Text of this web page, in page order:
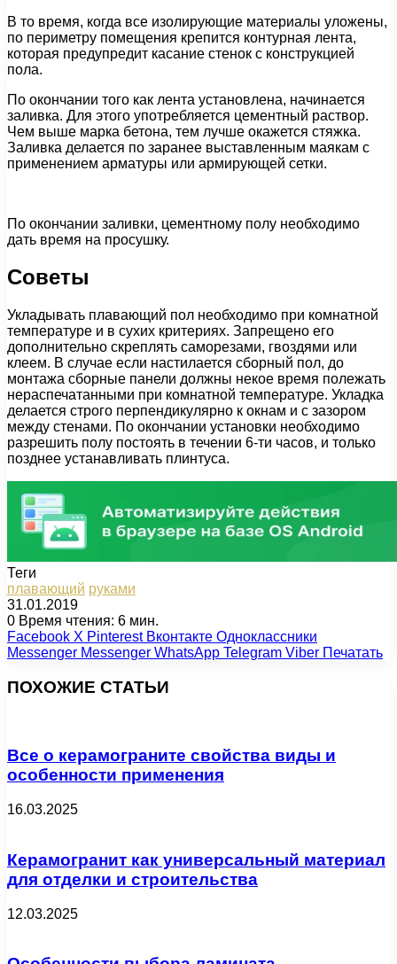
В то время, когда все изолирующие материалы уложены,
по периметру помещения крепится контурная лента,
которая предупредит касание стенок с конструкцией
пола.
По окончании того как лента установлена, начинается
заливка. Для этого употребляется цементный раствор.
Чем выше марка бетона, тем лучше окажется стяжка.
Заливка делается по заранее выставленным маякам с
применением арматуры или армирующей сетки.
По окончании заливки, цементному полу необходимо
дать время на просушку.
Советы
Укладывать плавающий пол необходимо при комнатной
температуре и в сухих критериях. Запрещено его
дополнительно скреплять саморезами, гвоздями или
клеем. В случае если настилается сборный пол, до
монтажа сборные панели должны некое время полежать
нераспечатанными при комнатной температуре. Укладка
делается строго перпендикулярно к окнам и с зазором
между стенами. По окончании установки необходимо
разрешить полу постоять в течении 6-ти часов, и только
позднее устанавливать плинтуса.
Теги
плавающий руками
31.01.2019
0 Время чтения: 6 мин.
Facebook X Pinterest Вконтакте Одноклассники
Messenger Messenger WhatsApp Telegram Viber Печатать
ПОХОЖИЕ СТАТЬИ
Все о керамограните свойства виды и
особенности применения
16.03.2025
Керамогранит как универсальный материал
для отделки и строительства
12.03.2025